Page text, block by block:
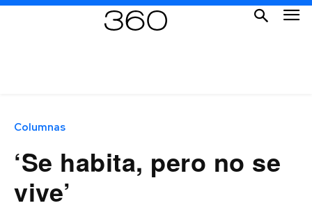
Columnas
‘Se habita, pero no se
vive’